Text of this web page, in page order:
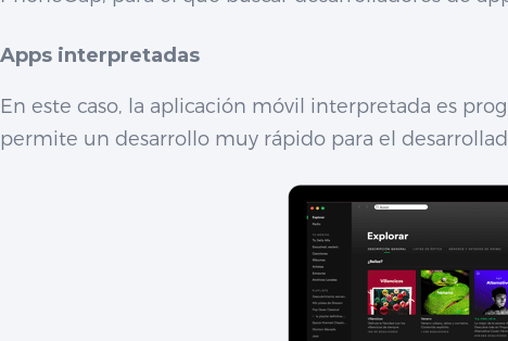
Apps interpretadas
En este caso, la aplicación móvil interpretada es
permite un desarrollo muy rápido para el